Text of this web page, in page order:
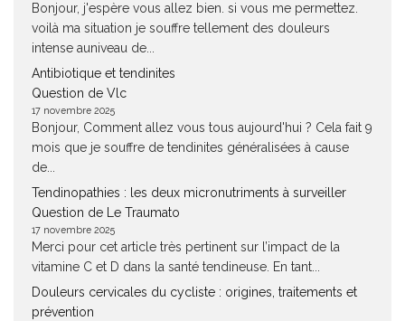
Bonjour, j'espère vous allez bien. si vous me permettez.
voilà ma situation je souffre tellement des douleurs
intense auniveau de...
Antibiotique et tendinites
Question de Vlc
17 novembre 2025
Bonjour, Comment allez vous tous aujourd'hui ? Cela fait 9
mois que je souffre de tendinites généralisées à cause
de...
Tendinopathies : les deux micronutriments à surveiller
Question de Le Traumato
17 novembre 2025
Merci pour cet article très pertinent sur l’impact de la
vitamine C et D dans la santé tendineuse. En tant...
Douleurs cervicales du cycliste : origines, traitements et
prévention